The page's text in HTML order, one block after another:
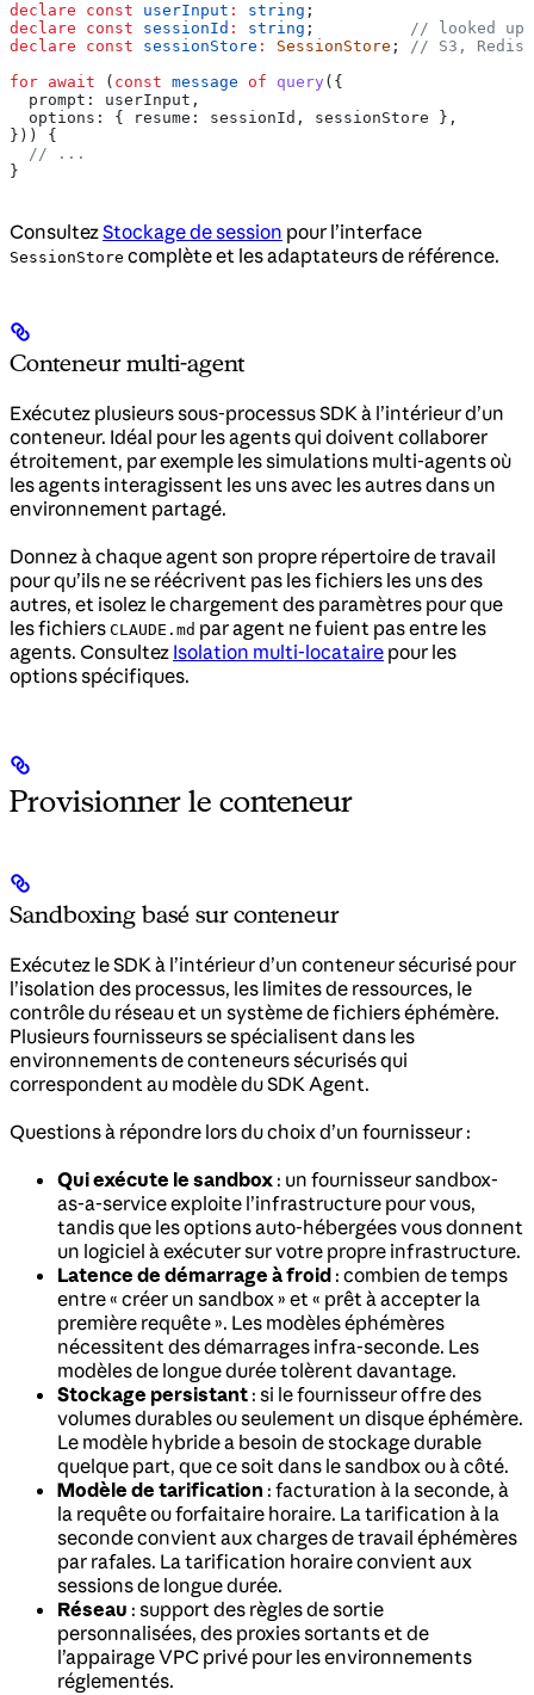
declare const userInput : string ;
declare const sessionId : string ; // looked up
declare const sessionStore : SessionStore ; // S3, Redis,
for await ( const message of query ({
  prompt:
userInput ,
  options:
{ resume: sessionId , sessionStore },
})) {
  // ...
}
ConsultezStockage de session pour l’interface
SessionStore complète et les adaptateurs de référence.
Conteneur multi-agent
Exécutez plusieurs sous-processus SDK à l’intérieur d’un
conteneur. Idéal pour les agents qui doivent collaborer
étroitement, par exemple les simulations multi-agents où
les agents interagissent les uns avec les autres dans un
environnement partagé.
Donnez à chaque agent son propre répertoire de travail
pour qu’ils ne se réécrivent pas les fichiers les uns des
autres, et isolez le chargement des paramètres pour que
les fichiers CLAUDE.md par agent ne fuient pas entre les
agents. Consultez Isolation multi-locataire pour les
options spécifiques.
Provisionner le conteneur
Sandboxing basé sur conteneur
Exécutez le SDK à l’intérieur d’un conteneur sécurisé pour
l’isolation des processus, les limites de ressources, le
contrôle du réseau et un système de fichiers éphémère.
Plusieurs fournisseurs se spécialisent dans les
environnements de conteneurs sécurisés qui
correspondent au modèle du SDK Agent.
Questions à répondre lors du choix d’un fournisseur :
Qui exécute le sandbox : un fournisseur sandbox-
as-a-service exploite l’infrastructure pour vous,
tandis que les options auto-hébergées vous donnent
un logiciel à exécuter sur votre propre infrastructure.
Latence de démarrage à froid : combien de temps
entre « créer un sandbox » et « prêt à accepter la
première requête ». Les modèles éphémères
nécessitent des démarrages infra-seconde. Les
modèles de longue durée tolèrent davantage.
Stockage persistant : si le fournisseur offre des
volumes durables ou seulement un disque éphémère.
Le modèle hybride a besoin de stockage durable
quelque part, que ce soit dans le sandbox ou à côté.
Modèle de tarification : facturation à la seconde, à
la requête ou forfaitaire horaire. La tarification à la
seconde convient aux charges de travail éphémères
par rafales. La tarification horaire convient aux
sessions de longue durée.
Réseau : support des règles de sortie
personnalisées, des proxies sortants et de
l’appairage VPC privé pour les environnements
réglementés.